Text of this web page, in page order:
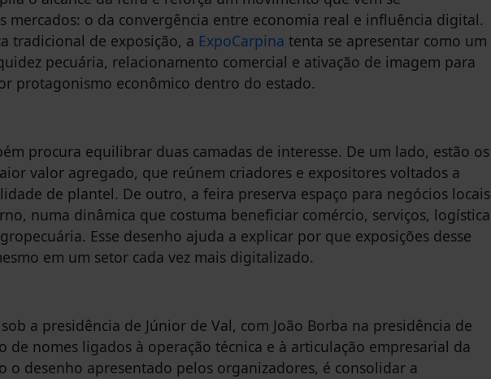
mercados: o da convergência entre economia real e influência digital.
tradicional de exposição, a ExpoCarpina tenta se apresentar como um
pecuária, relacionamento comercial e ativação de imagem para
protagonismo econômico dentro do estado.
procura equilibrar duas camadas de interesse. De um lado, estão os
valor agregado, que reúnem criadores e expositores voltados a
de plantel. De outro, a feira preserva espaço para negócios locais
numa dinâmica que costuma beneficiar comércio, serviços, logística
Esse desenho ajuda a explicar por que exposições desse
em um setor cada vez mais digitalizado.
a presidência de Júnior de Val, com João Borba na presidência de
de nomes ligados à operação técnica e à articulação empresarial da
o desenho apresentado pelos organizadores, é consolidar a